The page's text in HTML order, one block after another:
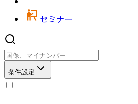
セミナー
条件設定